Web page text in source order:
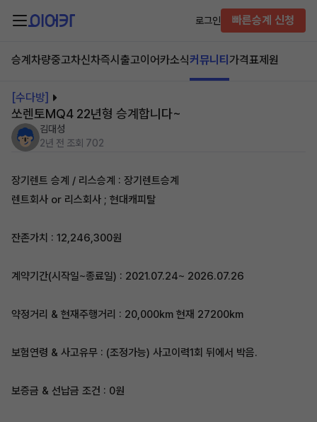
로그인 빠른승계 신청
승계차량중고차신차즉시출고이어카소식커뮤니티 가격표제원
[수다방]
쏘렌토MQ4 22년형 승계합니다~
김대성
2년 전 조회 702
장기렌트 승계 / 리스승계 : 장기렌트승계
렌트회사 or 리스회사 ; 현대캐피탈
잔존가치 : 12,246,300원
계약기간(시작일~종료일) : 2021.07.24~ 2026.07.26
약정거리 & 현재주행거리 : 20,000km 현재 27200km
보험연령 & 사고유무 : (조정가능) 사고이력1회 뒤에서 박음.
보증금 & 선납금 조건 : 0원